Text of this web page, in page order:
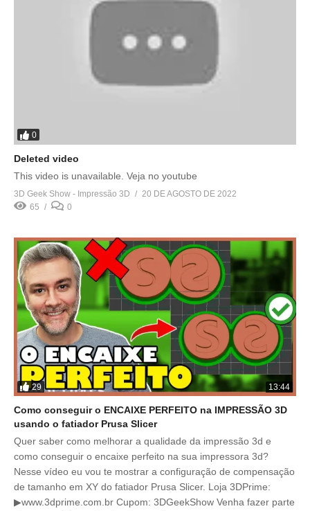
0
Deleted video
This video is unavailable. Veja no youtube
3D Geek Show - Impressão 3D
20 DE AGOSTO DE 2022
65
0
29 13:44
Como conseguir o ENCAIXE PERFEITO na IMPRESSÃO 3D
usando o fatiador Prusa Slicer
Quer saber como melhorar a qualidade da impressão 3d e
como conseguir o encaixe perfeito na sua impressora 3d?
Nesse vídeo eu vou te mostrar a configuração de compensação
de tamanho em XY do fatiador Prusa Slicer. Loja 3DPrime:
▶www.3dprime.com.br Cupom: 3DGeekShow Venha fazer parte